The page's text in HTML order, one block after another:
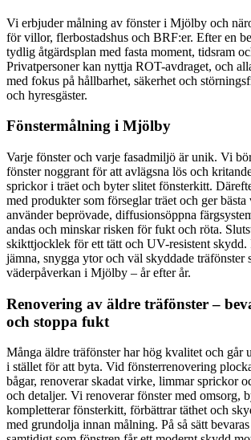
Vi erbjuder målning av fönster i Mjölby och
för villor, flerbostadshus och BRF:er. Efter en
tydlig åtgärdsplan med fasta moment, tidsram
Privatpersoner kan nyttja ROT-avdraget, och
med fokus på hållbarhet, säkerhet och
och hyresgäster.
Fönstermålning i Mjölby
Varje fönster och varje fasadmiljö är unik. Vi
fönster noggrant för att avlägsna lös och
sprickor i träet och byter slitet fönsterkitt.
med produkter som förseglar träet och ger
använder beprövade, diffusionsöppna
andas och minskar risken för fukt och röta.
skikttjocklek för ett tätt och UV-resistent skydd.
jämna, snygga ytor och väl skyddade träfönster
väderpåverkan i Mjölby – år efter år.
Renovering av äldre träfönster –
och stoppa fukt
Många äldre träfönster har hög kvalitet och går
i stället för att byta. Vid fönsterrenovering
bågar, renoverar skadat virke, limmar sprickor
och detaljer. Vi renoverar fönster med omsorg,
kompletterar fönsterkitt, förbättrar täthet och
med grundolja innan målning. På så sätt